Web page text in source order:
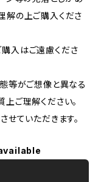
解の上ご購入くださ
入はご遠慮くださ
等がご想像と異なる
ご理解ください。
せていただきます。